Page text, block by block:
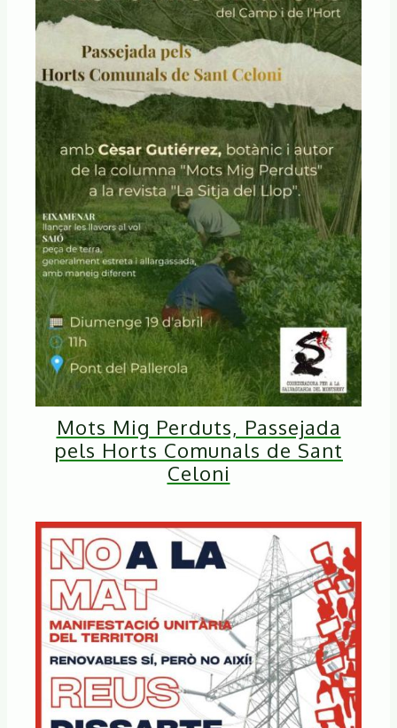
Mots Mig Perduts, Passejada
pels Horts Comunals de Sant
Celoni